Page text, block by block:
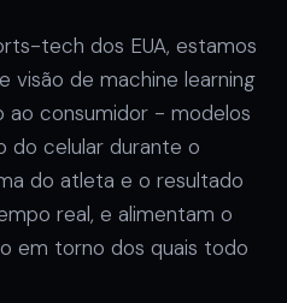
tech dos EUA, estamos
visão de machine learning
consumidor - modelos
do celular durante o
do atleta e o resultado
real, e alimentam o
em torno dos quais todo